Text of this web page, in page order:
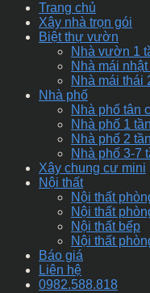
Trang chủ
Xây nhà trọn gói
Biệt thự vườn
Nhà vườn 1
Nhà mái
Nhà mái thái
Nhà phố
Nhà phố tân
Nhà phố 1
Nhà phố 2
Nhà phố 3-7
Xây chung cư mini
Nội thất
Nội thất
Nội thất
Nội thất bếp
Nội thất
Báo giá
Liên hệ
0982.588.818